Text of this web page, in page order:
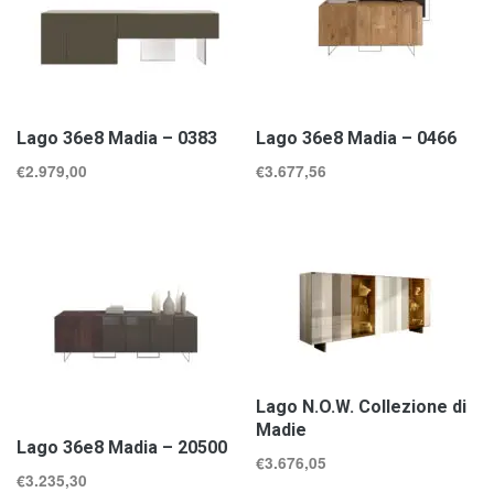
Lago 36e8 Madia – 0383
€2.979,00
Lago 36e8 Madia – 0466
€3.677,56
Lago 36e8 Madia – 20500
€3.235,30
Lago N.O.W. Collezione di
Madie
€3.676,05